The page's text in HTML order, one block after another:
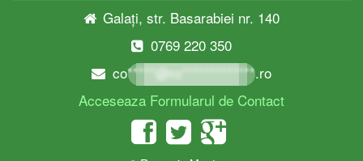
Galați, str. Basarabiei nr. 140
0769 220 350
co*****@ro*************.ro
Acceseaza Formularul de Contact